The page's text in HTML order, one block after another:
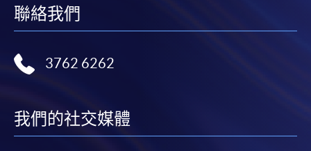
申請學歷頒授及專業課程可能需要其他資料，報名
表可向報名中心或有關課程負責人索取。填妥申請
往報名中心或以郵遞方式遞交。
報讀同一學歷頒授課程內其他單元
聯絡我們
3762 6262
我們的社交媒體